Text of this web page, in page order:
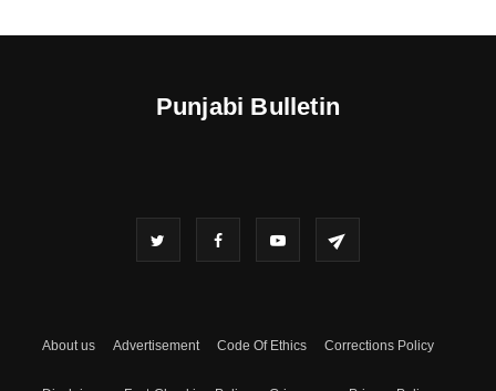
Punjabi Bulletin
About us Advertisement Code Of Ethics Corrections Policy